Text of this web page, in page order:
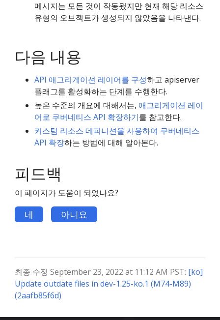
메시지는 모든 것이 작동됐지만 현재 해당 리소스
유형의 오브젝트가 생성되지 않았음을 나타낸다.
다음 내용
API 애그리게이션 레이어를 구성하고 apiserver
플래그를 활성화하는 단계를 수행한다.
높은 수준의 개요에 대해서는, 애그리게이션 레이
어로 쿠버네티스 API 확장하기를 참고한다.
커스텀 리소스 데피니션을 사용하여 쿠버네티스
API 확장하는 방법에 대해 알아본다.
피드백
이 페이지가 도움이 되었나요?
네 아니요
최종 수정 September 23, 2022 at 11:12 AM PST: [ko]
Update outdate files in dev-1.25-ko.1 (M74-M89)
(2aafb85f6d)